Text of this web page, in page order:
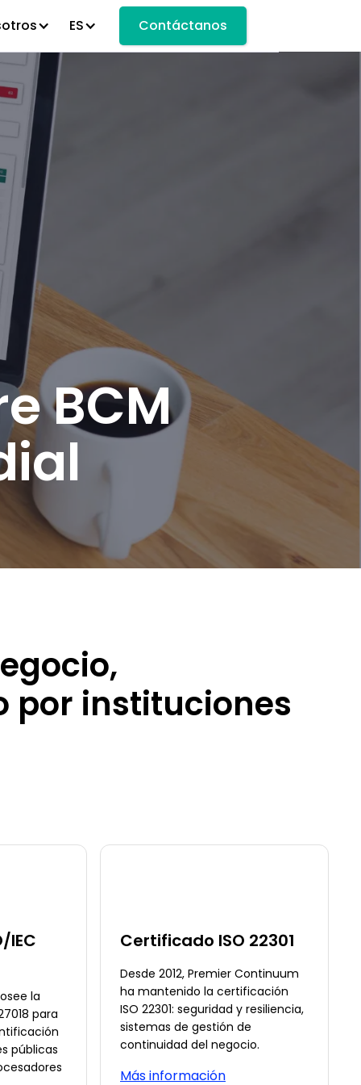
ES Contáctanos
BCM
por instituciones
IEC
la
para
públicas
Certificado ISO 22301
Desde 2012, Premier Continuum
ha mantenido la certificación
ISO 22301: seguridad y resiliencia,
sistemas de gestión de
continuidad del negocio.
Más información